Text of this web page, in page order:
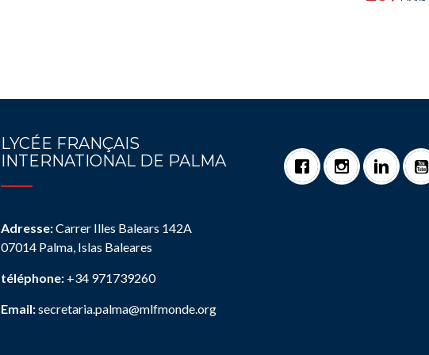
LYCÉE FRANÇAIS
INTERNATIONAL DE PALMA
Adresse:Carrer Illes Balears 142A
07014 Palma, Islas Baleares
téléphone: +34 971739260
Email:secretaria.palma@mlfmonde.org